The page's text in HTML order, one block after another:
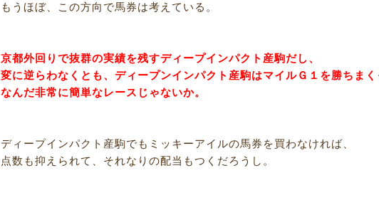
もうほぼ、この方向で馬券は考えている。
京都外回りで抜群の実績を残すディープインパクト産駒だし、
変に逆らわなくとも、ディープンインパクト産駒はマイルＧ１を勝ちま
なんだ非常に簡単なレースじゃないか。
ディープインパクト産駒でもミッキーアイルの馬券を買わなければ、
点数も抑えられて、それなりの配当もつくだろうし。